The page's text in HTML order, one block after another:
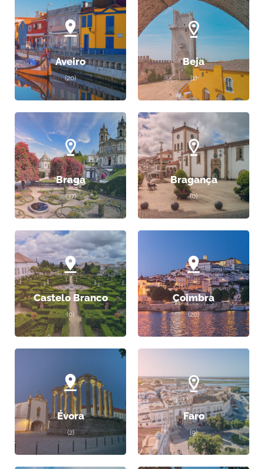
Aveiro
(20)
Beja
(1)
Braga
(37)
Bragança
(0)
Castelo Branco
(0)
Coimbra
(20)
Évora
(2)
Faro
(9)